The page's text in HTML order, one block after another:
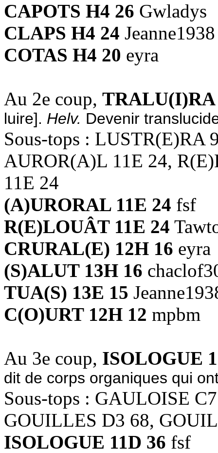
CAPOTS H4 26 Gwladys
CLAPS H4 24 Jeanne1938
COTAS H4 20 eyra
Au 2e coup, TRALU(I)RA
luire]. Helv. Devenir
Sous-tops : LUSTR(E)RA
AUROR(A)L 11E 24,
11E 24
(A)URORAL 11E 24 fsf
R(E)LOUÂT 11E 24
CRURAL(E) 12H 16 eyra
(S)ALUT 13H 16
TUA(S) 13E 15
C(O)URT 12H 12 mpbm
Au 3e coup, ISOLOGUE
dit de corps organiques qui
Sous-tops : GAULOISE
GOUILLES D3 68,
ISOLOGUE 11D 36 fsf